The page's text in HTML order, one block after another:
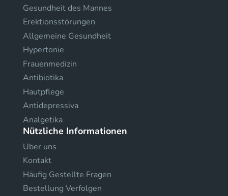
Gesundheit des Mannes
Erektionsstörungen
Allgemeine Gesundheit
Hypertonie
Frauenmedizin
Antibiotika
Hautpflege
Antidepressiva
Analgetika
Nützliche Informationen
Uber uns
Kontakt
Häufig Gestellte Fragen
Bestellung Verfolgen